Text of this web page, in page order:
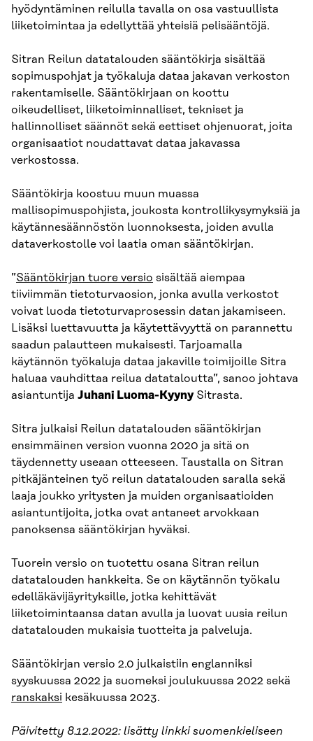
hyödyntäminen reilulla tavalla on osa vastuullista
liiketoimintaa ja edellyttää yhteisiä pelisääntöjä.
Sitran Reilun datatalouden sääntökirja sisältää
sopimuspohjat ja työkaluja dataa jakavan verkoston
rakentamiselle. Sääntökirjaan on koottu
oikeudelliset, liiketoiminnalliset, tekniset ja
hallinnolliset säännöt sekä eettiset ohjenuorat, joita
organisaatiot noudattavat dataa jakavassa
verkostossa.
Sääntökirja koostuu muun muassa
mallisopimuspohjista, joukosta kontrollikysymyksiä ja
käytännesäännöstön luonnoksesta, joiden avulla
dataverkostolle voi laatia oman sääntökirjan.
”Sääntökirjan tuore versio sisältää aiempaa
tiiviimmän tietoturvaosion, jonka avulla verkostot
voivat luoda tietoturvaprosessin datan jakamiseen.
Lisäksi luettavuutta ja käytettävyyttä on parannettu
saadun palautteen mukaisesti. Tarjoamalla
käytännön työkaluja dataa jakaville toimijoille Sitra
haluaa vauhdittaa reilua datataloutta”, sanoo johtava
asiantuntija Juhani Luoma-KyynySitrasta.
Sitra julkaisi Reilun datatalouden sääntökirjan
ensimmäinen version vuonna 2020 ja sitä on
täydennetty useaan otteeseen. Taustalla on Sitran
pitkäjänteinen työ reilun datatalouden saralla sekä
laaja joukko yritysten ja muiden organisaatioiden
asiantuntijoita, jotka ovat antaneet arvokkaan
panoksensa sääntökirjan hyväksi.
Tuorein versio on tuotettu osana Sitran reilun
datatalouden hankkeita. Se on käytännön työkalu
edelläkävijäyrityksille, jotka kehittävät
liiketoimintaansa datan avulla ja luovat uusia reilun
datatalouden mukaisia tuotteita ja palveluja.
Sääntökirjan versio 2.0 julkaistiin englanniksi
syyskuussa 2022 ja suomeksi joulukuussa 2022 sekä
ranskaksi kesäkuussa 2023.
Päivitetty 8.12.2022: lisätty linkki suomenkieliseen